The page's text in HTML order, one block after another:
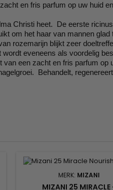
en fris parfum op uw huid
Christi heet. De eerste
om het haar van mannen
rozemarijn blijkt zeer
eveneens als voordelig
een zacht en fris parfum op
Behandelt,
MERK: MIZANI
MIZANI 25 MIRACLE